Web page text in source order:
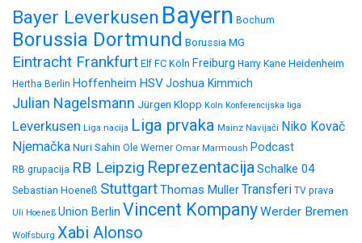
Bayer Leverkusen Bayern Bochum
Borussia Dortmund Borussia MG
Eintracht Frankfurt Elf FC Köln Freiburg Harry Kane Heidenheim
Hertha Berlin Hoffenheim HSVJoshua Kimmich
Julian Nagelsmann Jürgen Klopp Koln Konferencijska liga
Leverkusen Liga nacija Liga prvaka Mainz Navijači Niko Kovač
NjemačkaNuri Sahin Ole Werner Omar Marmoush Podcast
RB grupacija RB Leipzig ReprezentacijaSchalke 04
Sebastian Hoeneß StuttgartThomas MullerTransferi TV prava
Uli Hoeneß Union Berlin Vincent KompanyWerder Bremen
Wolfsburg Xabi Alonso